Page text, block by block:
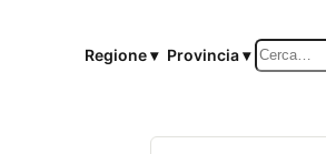
Regione ▾ Provincia ▾ Cerca